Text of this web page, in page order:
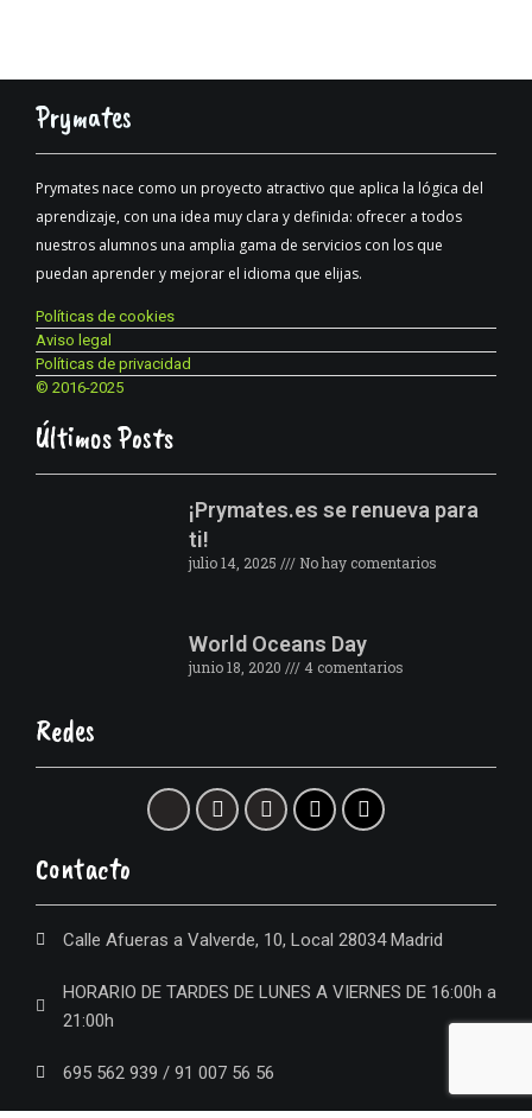
Prymates
Prymates nace como un proyecto atractivo que aplica la lógica del
aprendizaje, con una idea muy clara y definida: ofrecer a todos
nuestros alumnos una amplia gama de servicios con los que
puedan aprender y mejorar el idioma que elijas.
Políticas de cookies
Aviso legal
Políticas de privacidad
© 2016-2025
Últimos Posts
¡Prymates.es se renueva para
ti!
julio 14, 2025 No hay comentarios
World Oceans Day
junio 18, 2020 4 comentarios
Redes
Contacto
Calle Afueras a Valverde, 10, Local 28034 Madrid
HORARIO DE TARDES DE LUNES A VIERNES DE 16:00h a
21:00h
695 562 939 / 91 007 56 56